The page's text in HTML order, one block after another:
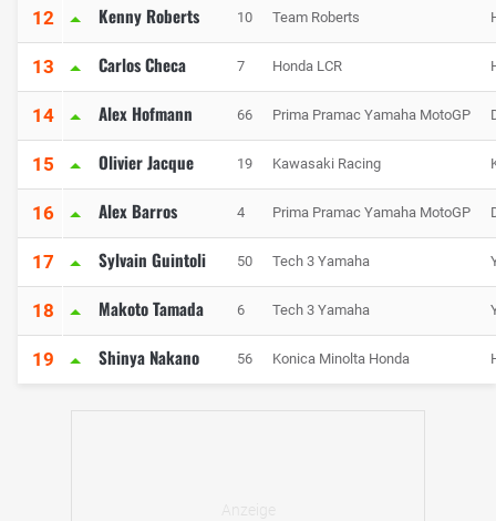
12 Kenny Roberts 10 Team Roberts
13 Carlos Checa 7 Honda LCR
14 Alex Hofmann 66 Prima Pramac Yamaha MotoGP
15 Olivier Jacque 19 Kawasaki Racing
16 Alex Barros 4 Prima Pramac Yamaha MotoGP
17 Sylvain Guintoli 50 Tech 3 Yamaha
18 Makoto Tamada 6 Tech 3 Yamaha
19 Shinya Nakano 56 Konica Minolta Honda